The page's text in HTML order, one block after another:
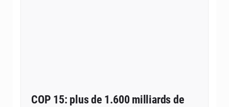
COP 15: plus de 1.600 milliards de